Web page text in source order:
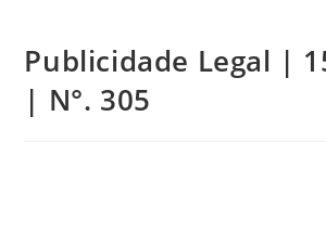
Publicidade Legal |
| N°. 305